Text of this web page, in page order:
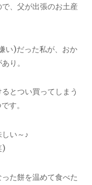
、父が出張のお土産
い)だった私が、おか
り。
とつい買ってしまう
す。
い～♪
)
た餅を温めて食べた